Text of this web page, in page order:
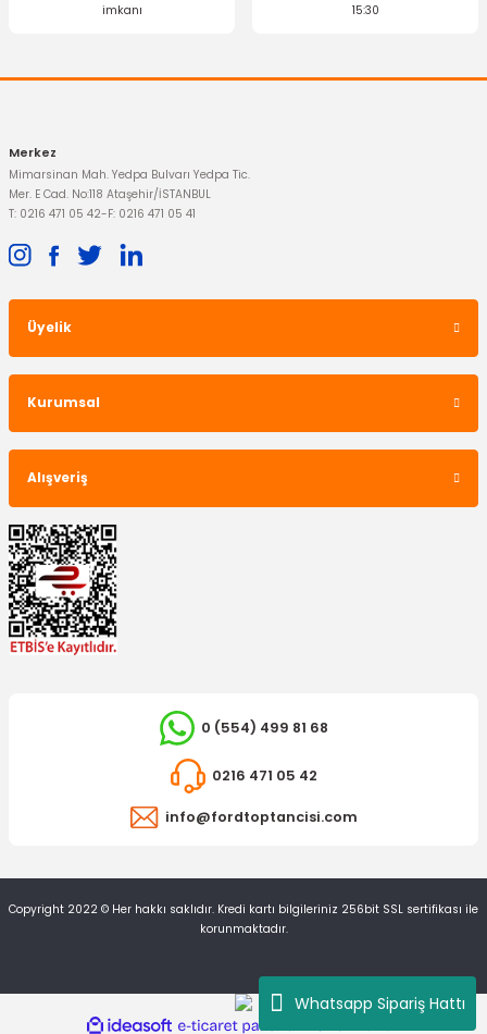
Whatsapp Sipariş Hattı
imkanı
15:30
Merkez
Mimarsinan Mah. Yedpa Bulvarı Yedpa Tic.
Mer. E Cad. No:118 Ataşehir/İSTANBUL
T: 0216 471 05 42-F: 0216 471 05 41
Üyelik
Kurumsal
Alışveriş
0 (554) 499 81 68
0216 471 05 42
info@fordtoptancisi.com
Copyright 2022 © Her hakkı saklıdır. Kredi kartı bilgileriniz 256bit SSL sertifikası ile
korunmaktadır.
ideasoft